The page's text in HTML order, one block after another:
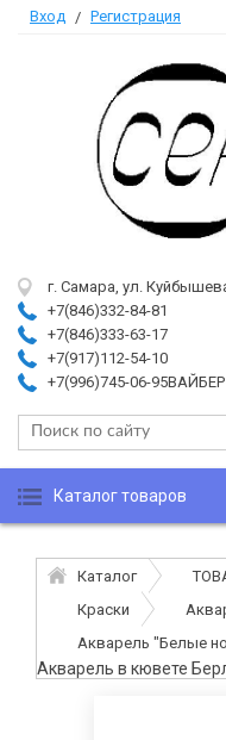
Вход / Регистрация
г. Самара, ул.
+7(846)332-84-81
+7(846)333-63-17
+7(917)112-54-10
+7(996)745-06-95ВАЙБЕР
Каталог товаров
Каталог
Краски
Акварель "Белые
Акварель в кювете